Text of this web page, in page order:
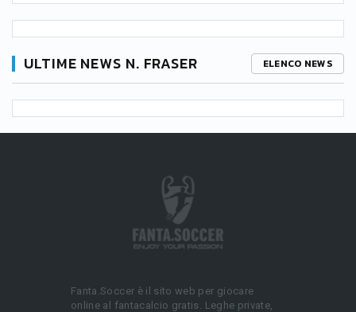
ULTIME NEWS N. FRASER ELENCO NEWS
Fanta.Soccer è il sito web per giocare
online al fantacalcio gratis. Leghe private,